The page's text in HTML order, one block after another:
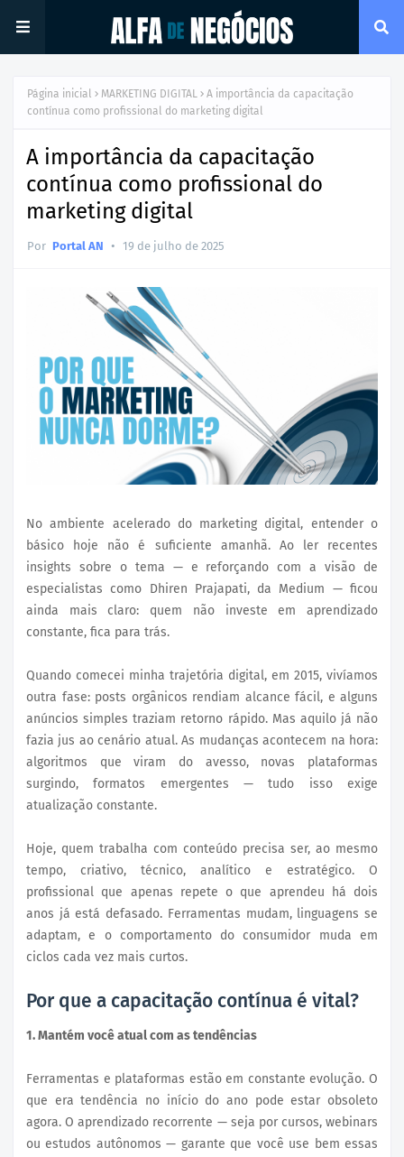
Página inicial MARKETING DIGITAL
A importância da capacitação
contínua como profissional do marketing digital
A importância da capacitação
contínua como profissional do
marketing digital
Por Portal AN • 19 de julho de 2025
No ambiente acelerado do marketing digital, entender o
básico hoje não é suficiente amanhã. Ao ler recentes
insights sobre o tema — e reforçando com a visão de
especialistas como Dhiren Prajapati, da Medium — ficou
ainda mais claro: quem não investe em aprendizado
constante, fica para trás.
Quando comecei minha trajetória digital, em 2015, vivíamos
outra fase: posts orgânicos rendiam alcance fácil, e alguns
anúncios simples traziam retorno rápido. Mas aquilo já não
fazia jus ao cenário atual. As mudanças acontecem na hora:
algoritmos que viram do avesso, novas plataformas
surgindo, formatos emergentes — tudo isso exige
atualização constante.
Hoje, quem trabalha com conteúdo precisa ser, ao mesmo
tempo, criativo, técnico, analítico e estratégico. O
profissional que apenas repete o que aprendeu há dois
anos já está defasado. Ferramentas mudam, linguagens se
adaptam, e o comportamento do consumidor muda em
ciclos cada vez mais curtos.
Por que a capacitação contínua é vital?
1. Mantém você atual com as tendências
Ferramentas e plataformas estão em constante evolução. O
que era tendência no início do ano pode estar obsoleto
agora. O aprendizado recorrente — seja por cursos, webinars
ou estudos autônomos — garante que você use bem essas